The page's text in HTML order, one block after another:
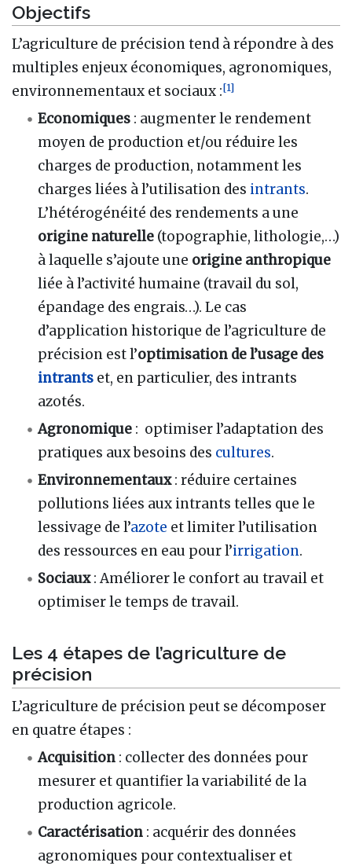
Objectifs
L’agriculture de précision tend à répondre à des
multiples enjeux économiques, agronomiques,
environnementaux et sociaux :[1]
Economiques : augmenter le rendement
moyen de production et/ou réduire les
charges de production, notamment les
charges liées à l’utilisation des intrants.
L’hétérogénéité des rendements a une
origine naturelle (topographie, lithologie,…)
à laquelle s’ajoute une origine anthropique
liée à l’activité humaine (travail du sol,
épandage des engrais…). Le cas
d’application historique de l’agriculture de
précision est l’optimisation de l’usage des
intrants et, en particulier, des intrants
azotés.
Agronomique : optimiser l’adaptation des
pratiques aux besoins des cultures.
Environnementaux : réduire certaines
pollutions liées aux intrants telles que le
lessivage de l’azote et limiter l’utilisation
des ressources en eau pour l’irrigation.
Sociaux : Améliorer le confort au travail et
optimiser le temps de travail.
Les 4 étapes de l’agriculture de
précision
L’agriculture de précision peut se décomposer
en quatre étapes :
Acquisition : collecter des données pour
mesurer et quantifier la variabilité de la
production agricole.
Caractérisation : acquérir des données
agronomiques pour contextualiser et